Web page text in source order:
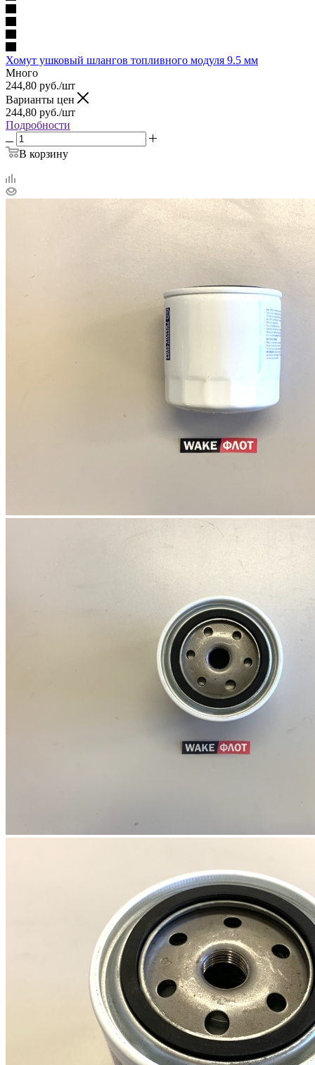
Хомут ушковый шлангов топливного модуля 9.5 мм
Много
244,80 руб./шт
Варианты цен
244,80 руб./шт
Подробности
В корзину